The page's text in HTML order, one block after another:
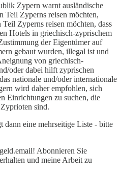
Zypern warnt ausländische
Teil Zyperns reisen möchten,
Zyperns reisen möchten, dass
Hotels in griechisch-zyprischem
der Eigentümer auf
gebaut wurden, illegal ist und
von griechisch-
oder dabei hilft zyprischen
nationale und/oder internationale
wird daher empfohlen, sich
Einrichtungen zu suchen, die
sind.
eine mehrseitige Liste - bitte
Abonnieren Sie
und meine Arbeit zu